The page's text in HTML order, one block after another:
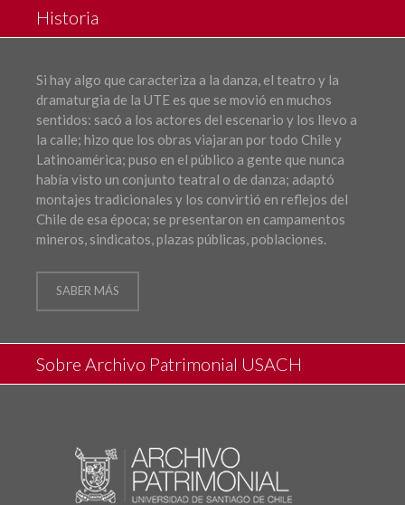
Historia
Si hay algo que caracteriza a la danza, el teatro y la
dramaturgia de la UTE es que se movió en muchos
sentidos: sacó a los actores del escenario y los llevo a
la calle; hizo que los obras viajaran por todo Chile y
Latinoamérica; puso en el público a gente que nunca
había visto un conjunto teatral o de danza; adaptó
montajes tradicionales y los convirtió en reflejos del
Chile de esa época; se presentaron en campamentos
mineros, sindicatos, plazas públicas, poblaciones.
SABER MÁS
Sobre Archivo Patrimonial USACH